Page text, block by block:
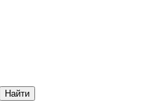
Найти